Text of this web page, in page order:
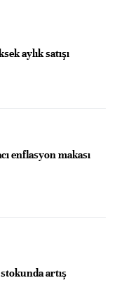
aylık satışı
enflasyon makası
artış